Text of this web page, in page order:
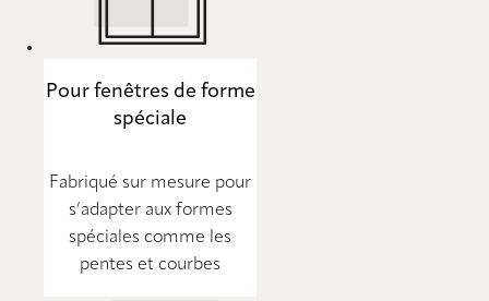
Pour fenêtres de forme
spéciale
Fabriqué sur mesure pour
s’adapter aux formes
spéciales comme les
pentes et courbes